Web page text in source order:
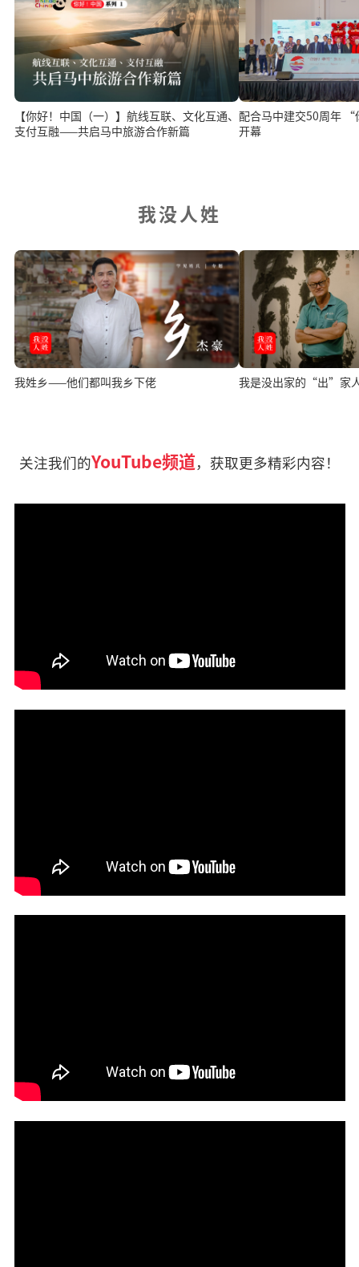
【你好！中国（一）】航线互联、文化互通、
支付互融——共启马中旅游合作新篇
配合马中建交50周年
开幕
我没人姓
我姓乡——他们都叫我乡下佬 我是没出家的“出”家
关注我们的YouTube频道，获取更多精彩内容！